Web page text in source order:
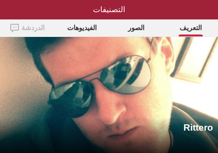
Rittero
التعريف الصور الفيديوهات الدردشة
Rittero
التصنيفات